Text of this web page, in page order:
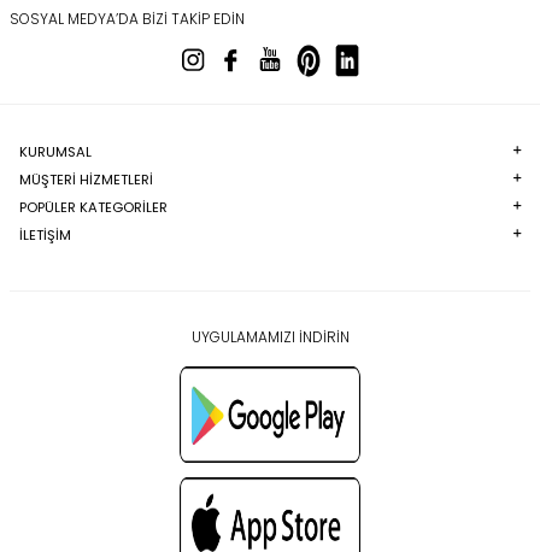
SOSYAL MEDYA’DA BIZI TAKIP EDIN
KURUMSAL
MÜŞTERI HIZMETLERI
POPÜLER KATEGORILER
İLETİŞİM
UYGULAMAMIZI İNDİRİN